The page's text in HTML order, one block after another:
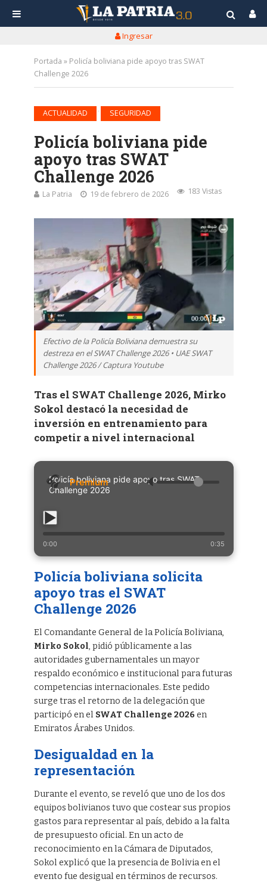
Ingresar
Portada » Policía boliviana pide apoyo tras SWAT
Challenge 2026
ACTUALIDAD SEGURIDAD
Policía boliviana pide
apoyo tras SWAT
Challenge 2026
La Patria 19 de febrero de 2026 183 Vistas
Efectivo de la Policía Boliviana demuestra su
destreza en el SWAT Challenge 2026 • UAE SWAT
Challenge 2026 / Captura Youtube
Tras el SWAT Challenge 2026, Mirko
Sokol destacó la necesidad de
inversión en entrenamiento para
competir a nivel internacional
Policía boliviana pide apoyo tras SWAT
Challenge 2026
🔈
0:00 0:35
Policía boliviana solicita
apoyo tras el SWAT
Challenge 2026
El Comandante General de la Policía Boliviana,
Mirko Sokol, pidió públicamente a las
autoridades gubernamentales un mayor
respaldo económico e institucional para futuras
competencias internacionales. Este pedido
surge tras el retorno de la delegación que
participó en el SWAT Challenge 2026 en
Emiratos Árabes Unidos.
Desigualdad en la
representación
Durante el evento, se reveló que uno de los dos
equipos bolivianos tuvo que costear sus propios
gastos para representar al país, debido a la falta
de presupuesto oficial. En un acto de
reconocimiento en la Cámara de Diputados,
Sokol explicó que la presencia de Bolivia en el
evento fue desigual en términos de recursos.